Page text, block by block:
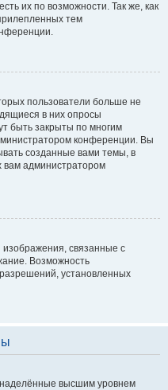
их по возможности. Так же, как
тем
пользователи больше не
в них опросы
быть закрыты по многим
конференции. Вы
созданные вами темы, в
вам администратором
связанные с
Возможность
установленных
высшим уровнем